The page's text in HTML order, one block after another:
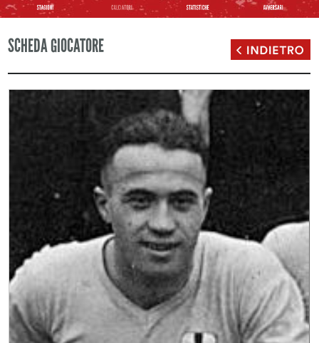
SCHEDA GIOCATORE